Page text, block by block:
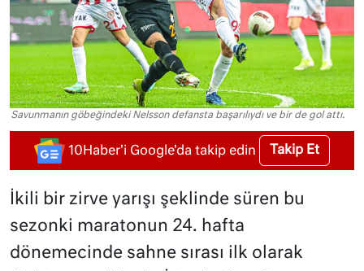
Savunmanın göbeğindeki Nelsson defansta başarılıydı ve bir de gol attı.
10Haber'i Google'da takip edin Takip Et
İkili bir zirve yarışı şeklinde süren bu
sezonki maratonun 24. hafta
dönemecinde sahne sırası ilk olarak